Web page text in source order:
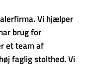
Vi hjælper
brug for
et team af
faglig stolthed. Vi